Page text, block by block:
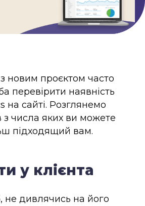
новим проєктом часто
перевірити наявність
на сайті. Розглянемо
з числа яких ви можете
підходящий вам.
у клієнта
не дивлячись на його